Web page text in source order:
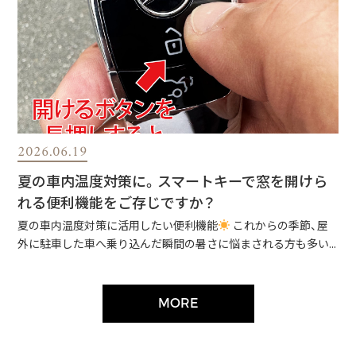
2026.06.19
夏の車内温度対策に。スマートキーで窓を開けら
れる便利機能をご存じですか？
夏の車内温度対策に活用したい便利機能
これからの季節、屋
外に駐車した車へ乗り込んだ瞬間の暑さに悩まされる方も多い...
MORE